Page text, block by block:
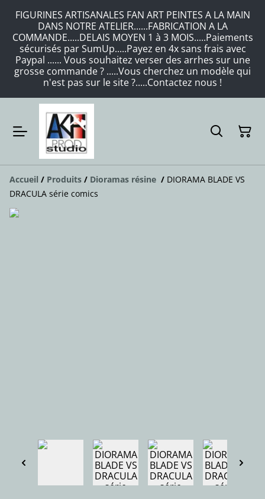
FIGURINES ARTISANALES FAN ART PEINTES A LA MAIN
DANS NOTRE ATELIER......FABRICATION A LA
COMMANDE.....DELAIS MOYEN 1 à 3 MOIS.....Paiements
sécurisés par SumUp.....Payez en 4x sans frais avec
Paypal ...... Vous souhaitez verser des arrhes sur une
grosse commande ? .....Vous cherchez un modèle qui
n'est pas sur le site ?.....Contactez nous !
Accueil / Produits / Dioramas résine / DIORAMA BLADE VS
DRACULA série comics